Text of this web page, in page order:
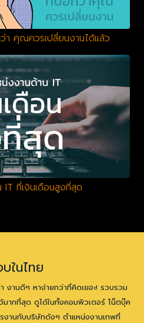
คุณควรเปลี่ยนงานได้แล้ว
IT ที่เงินเดือนสูงที่สุด
ในไทย
งานดีๆ หาง่ายกว่าที่คิดเยอะ! รวบรวม
มากที่สุด ดูได้ในทั้งคอมพิวเตอร์ โน็ตบุ๊ค
งานกับบริษัทดังๆ ตำแหน่งงานเทพที่